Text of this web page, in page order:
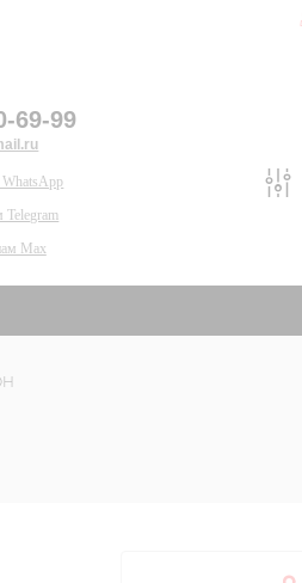
69-99
Telegram
Max